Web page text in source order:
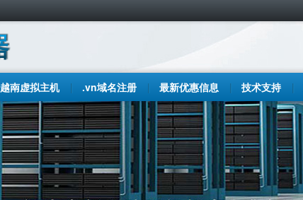
越南虚拟主机 .vn域名注册 最新优惠信息 技术支持